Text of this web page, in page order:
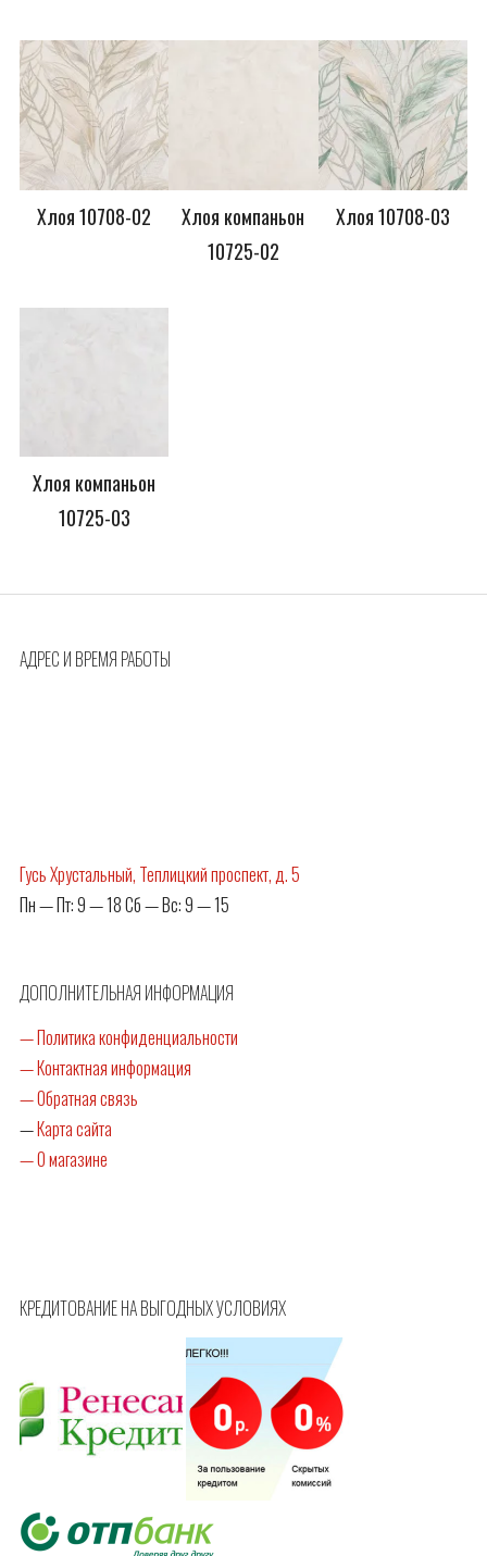
Хлоя 10708-02
Хлоя компаньон
10725-02
Хлоя 10708-03
Хлоя компаньон
10725-03
АДРЕС И ВРЕМЯ РАБОТЫ
Гусь Хрустальный, Теплицкий проспект, д. 5
Пн — Пт: 9 — 18 Сб — Вс: 9 — 15
ДОПОЛНИТЕЛЬНАЯ ИНФОРМАЦИЯ
— Политика конфиденциальности
— Контактная информация
— Обратная связь
—Карта сайта
— О магазине
КРЕДИТОВАНИЕ НА ВЫГОДНЫХ УСЛОВИЯХ